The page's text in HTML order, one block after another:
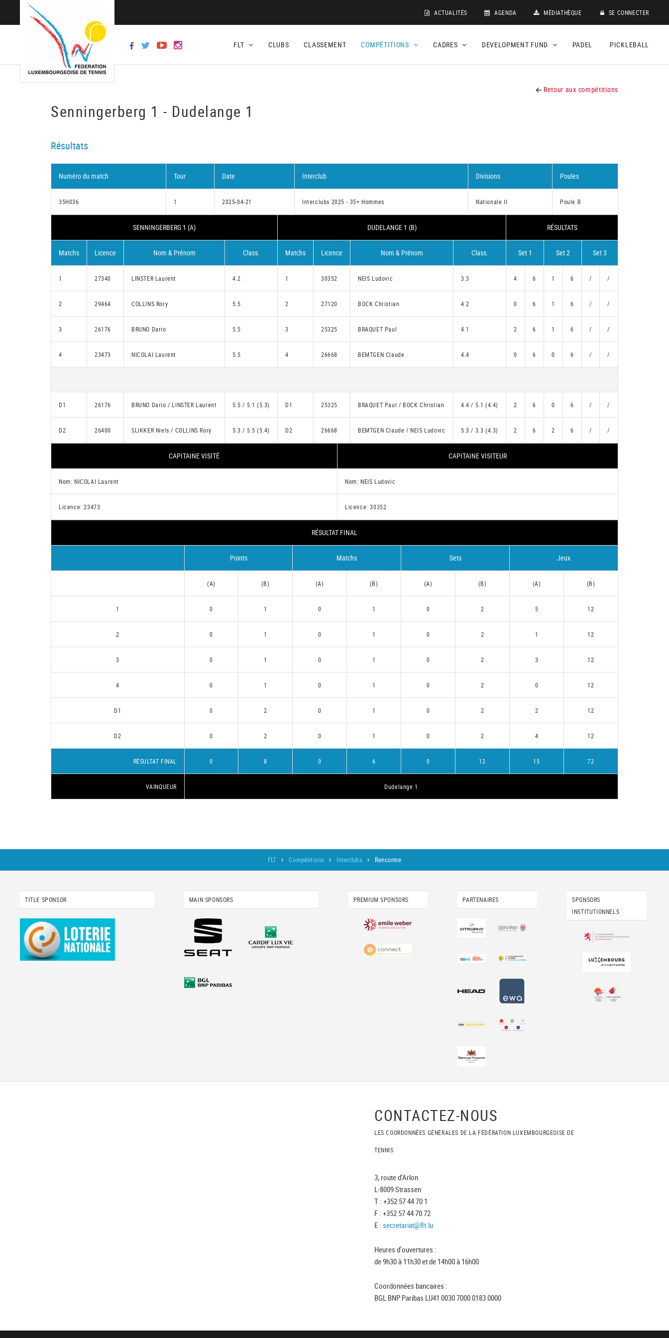
ACTUALITÉS AGENDA MÉDIATHÈQUE SE CONNECTER
FLT CLUBS CLASSEMENT COMPÉTITIONS CADRES DEVELOPMENT FUND PADEL PICKLEBALL
Retour aux compétitions
Senningerberg 1 - Dudelange 1
Résultats
Numéro du match Tour Date Interclub Divisions Poules
35H036 1 2025-04-21 Interclubs 2025 - 35+ Hommes Nationale II Poule B
SENNINGERBERG 1 (A) DUDELANGE 1 (B) RÉSULTATS
Matchs Licence Nom & Prénom Class. Matchs Licence Nom & Prénom Class. Set 1 Set 2 Set 3
1 27340 LINSTER Laurent 4.2 1 30352 NEIS Ludovic 3.3 4 6 1 6 / /
2 29464 COLLINS Rory 5.5 2 27120 BOCK Christian 4.2 0 6 1 6 / /
3 26176 BRUNO Dario 5.5 3 25325 BRAQUET Paul 4.1 2 6 1 6 / /
4 23473 NICOLAI Laurent 5.5 4 26668 BEMTGEN Claude 4.4 0 6 0 6 / /
D1 26176 BRUNO Dario / LINSTER Laurent 5.5 / 5.1 (5.3) D1 25325 BRAQUET Paul / BOCK Christian 4.4 / 5.1 (4.4) 2 6 0 6 / /
D2 26400 SLIKKER Niels / COLLINS Rory 5.3 / 5.5 (5.4) D2 26668 BEMTGEN Claude / NEIS Ludovic 5.3 / 3.3 (4.3) 2 6 2 6 / /
CAPITAINE VISITÉ CAPITAINE VISITEUR
Nom: NICOLAI Laurent Nom: NEIS Ludovic
Licence: 23473 Licence: 30352
RÉSULTAT FINAL
Points Matchs Sets Jeux
(A) (B) (A) (B) (A) (B) (A) (B)
1 0 1 0 1 0 2 5 12
2 0 1 0 1 0 2 1 12
3 0 1 0 1 0 2 3 12
4 0 1 0 1 0 2 0 12
D1 0 2 0 1 0 2 2 12
D2 0 2 0 1 0 2 4 12
RÉSULTAT FINAL 0 8 0 6 0 12 15 72
VAINQUEUR Dudelange 1
FLT Compétitions Interclubs Rencontre
TITLE SPONSOR MAIN SPONSORS PREMIUM SPONSORS PARTENAIRES
SPONSORS
INSTITUTIONNELS
CONTACTEZ-NOUS
LES COORDONNÉES GÉNÉRALES DE LA FÉDÉRATION LUXEMBOURGEOISE DE
TENNIS
3, route d'Arlon
L-8009 Strassen
T : +352 57 44 70 1
F : +352 57 44 70 72
E : secretariat@flt.lu
Heures d'ouvertures :
de 9h30 à 11h30 et de 14h00 à 16h00
Coordonnées bancaires :
BGL BNP Paribas LU41 0030 7000 0183 0000